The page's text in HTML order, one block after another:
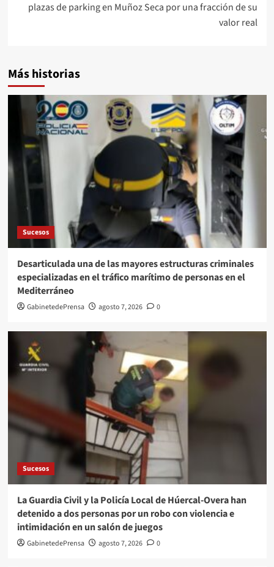
plazas de parking en Muñoz Seca por una fracción de su
valor real
Más historias
Sucesos
Desarticulada una de las mayores estructuras criminales
especializadas en el tráfico marítimo de personas en el
Mediterráneo
GabinetedePrensa agosto 7, 2026 0
Sucesos
La Guardia Civil y la Policía Local de Húercal-Overa han
detenido a dos personas por un robo con violencia e
intimidación en un salón de juegos
GabinetedePrensa agosto 7, 2026 0